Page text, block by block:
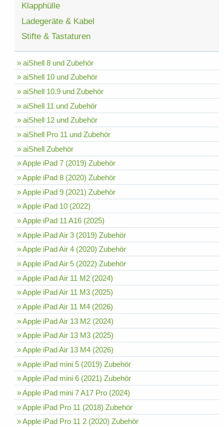
Klapphülle
Ladegeräte & Kabel
Stifte & Tastaturen
» aiShell 8 und Zubehör
» aiShell 10 und Zubehör
» aiShell 10.9 und Zubehör
» aiShell 11 und Zubehör
» aiShell 12 und Zubehör
» aiShell Pro 11 und Zubehör
» aiShell Zubehör
» Apple iPad 7 (2019) Zubehör
» Apple iPad 8 (2020) Zubehör
» Apple iPad 9 (2021) Zubehör
» Apple iPad 10 (2022)
» Apple iPad 11 A16 (2025)
» Apple iPad Air 3 (2019) Zubehör
» Apple iPad Air 4 (2020) Zubehör
» Apple iPad Air 5 (2022) Zubehör
» Apple iPad Air 11 M2 (2024)
» Apple iPad Air 11 M3 (2025)
» Apple iPad Air 11 M4 (2026)
» Apple iPad Air 13 M2 (2024)
» Apple iPad Air 13 M3 (2025)
» Apple iPad Air 13 M4 (2026)
» Apple iPad mini 5 (2019) Zubehör
» Apple iPad mini 6 (2021) Zubehör
» Apple iPad mini 7 A17 Pro (2024)
» Apple iPad Pro 11 (2018) Zubehör
» Apple iPad Pro 11 2 (2020) Zubehör